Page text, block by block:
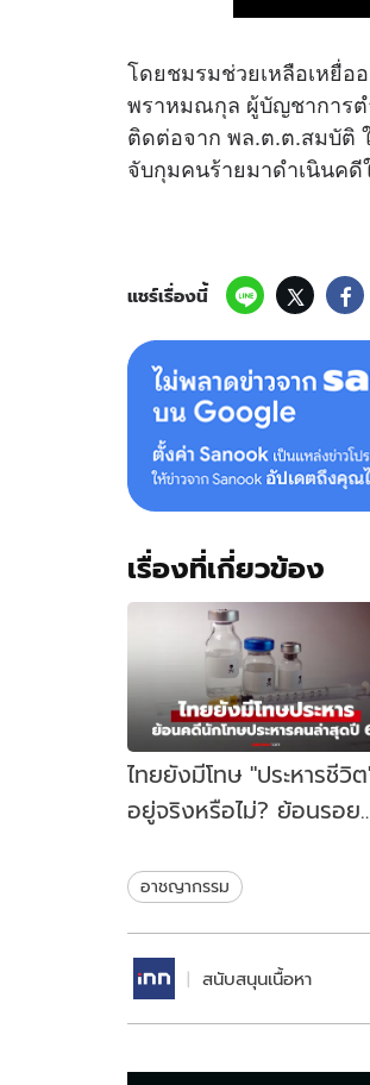
โดยชมรมช่วยเหลือเหยื่อ
พราหมณกุล ผู้บัญชาการต
ติดต่อจาก พล.ต.ต.สมบัติ
จับกุมคนร้ายมาดำเนินคดี
แชร์เรื่องนี้
เรื่องที่เกี่ยวข้อง
ไทยยังมีโทษ "ประหารชีวิ
อยู่จริงหรือไม่? ย้อนรอย
2561
อาชญากรรม
สนับสนุนเนื้อหา